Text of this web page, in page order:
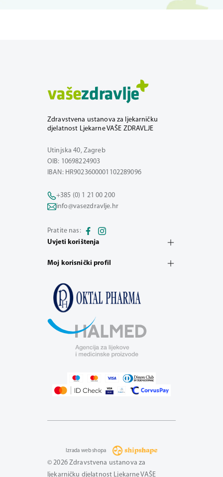
Zdravstvena ustanova za ljekarničku
djelatnost Ljekarne VAŠE ZDRAVLJE
Utinjska 40, Zagreb
OIB: 10698224903
IBAN: HR9023600001102289096
+385 (0) 1 21 00 200
info@vasezdravlje.hr
Pratite nas:
Uvjeti korištenja
Moj korisnički profil
© 2026 Zdravstvena ustanova za
ljekarničku djelatnost Ljekarne VAŠE
Izrada web shopa